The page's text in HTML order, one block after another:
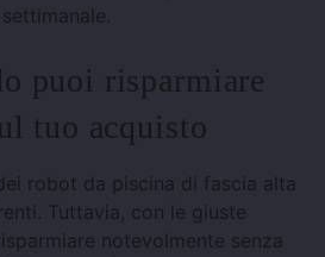
puoi risparmiare
tuo acquisto
robot da piscina di fascia alta
Tuttavia, con le giuste
notevolmente senza